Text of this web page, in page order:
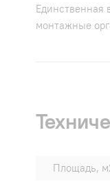
Единственная
монтажные
Площадь,